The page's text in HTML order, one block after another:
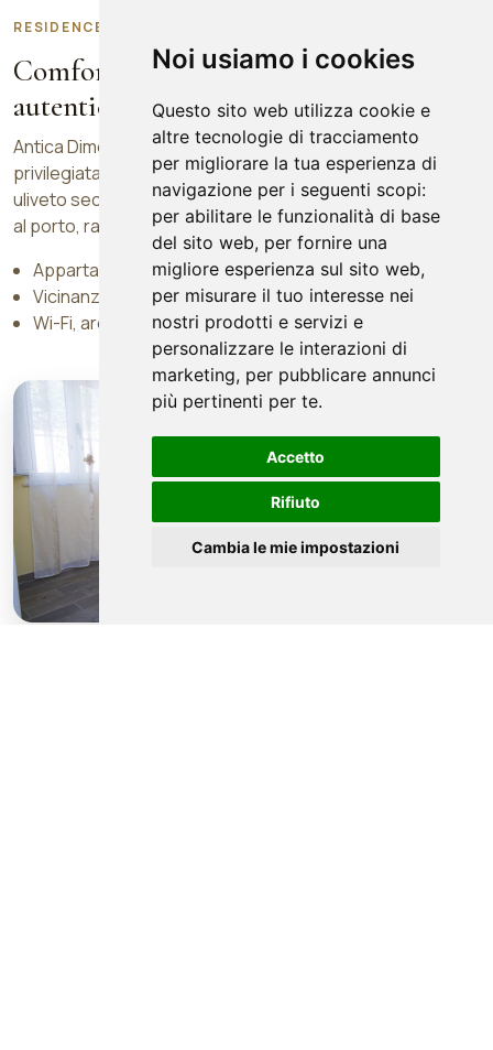
Noi usiamo i cookies
Questo sito web utilizza cookie e
altre tecnologie di tracciamento
per migliorare la tua esperienza di
navigazione per i seguenti scopi:
per abilitare le funzionalità di base
del sito web, per fornire una
migliore esperienza sul sito web,
per misurare il tuo interesse nei
nostri prodotti e servizi e
personalizzare le interazioni di
marketing, per pubblicare annunci
più pertinenti per te.
Accetto
Rifiuto
Cambia le mie impostazioni
RESIDENCE B&B A MARINA DI CAMEROTA
Comfort, posizione strategica e
autenticita cilentana
Antica Dimora Donna Filomena si trova in una zona
privilegiata di Marina di Camerota, immersa nel verde di un
uliveto secolare e vicina ai principali servizi, alle spiagge e
al porto, raggiungibili comodamente a piedi.
Appartamenti climatizzati e B&B in centro paese
Vicinanza alla spiaggia Marina delle Barche
Wi-Fi, area esterna e parcheggio in struttura
Ciao!
Se hai bisogno di informazioni scrivi
qui.
Antica Dimora Donna Filomena
Il tuo messaggio